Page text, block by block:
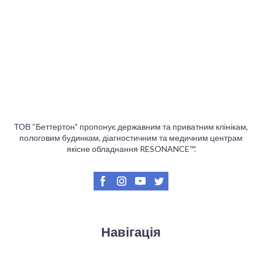
ТОВ “Беттертон” пропонує державним та приватним клінікам,
пологовим будинкам, діагностичним та медичним центрам
якісне обладнання RESONANCE™.
Навігація